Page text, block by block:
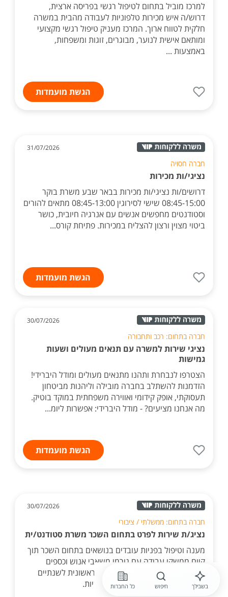
למרכז מוביל בתחום לטיפול רגשי בפריסה ארצית,
דרוש/ה איש מכירות טלפוניות לעבודה מהבית במשרה
חלקית לטווח ארוך. המרכז מעניק טיפול רגשי מקצועי
ומותאם אישית לנוער, מבוגרים, זוגות ומשפחות,
באמצעות ...
הגשת מועמדות
31/07/2026
חברה חסויה
נציגי/ות מכירות
דרושים/ות נציגי/ות מכירות בבאר שבע משרת בוקר
08:45-15:00 שישי לסירוגין 08:45-13:00 מתאים להורים
וסטודנטים מחפשים אנשים עם אנרגיה חיובית, כושר
ביטוי מצוין ורצון להצליח במכירות. פתיחת קורס...
הגשת מועמדות
30/07/2026
חברה בתחום: רכב ותחבורה
נציגי שירות למשרה עם תנאים מעולים ושעות
גמישות
הצטרפו לנבחרת ותהנו מתנאים מעולים ומודל היברידי!
הזדמנות להשתלב בחברה מובילה וליהנות מביטחון
תעסוקתי, אופק קידומי ואווירה משפחתית במוקד בוטיק.
מה אנחנו מציעים? - מודל היברידי: אפשרות ליומ...
הגשת מועמדות
30/07/2026
חברה בתחום: ממשלתי / ציבורי
נציג/ת שירות לפרט בתחום השכר משרת סטודנט/ית
מענה וטיפול בפניות עובדים בנושאים בתחום השכר תוך
קיום ממשקי עבודה עם גורמי משאבי אנוש וכספים
בארגון. עוד על התפקיד התחייבות ראשונית לשנתיים
בתפקיד כ- 125 שעות עבודה חודשיות.
בשבילך חיפוש כל החברות